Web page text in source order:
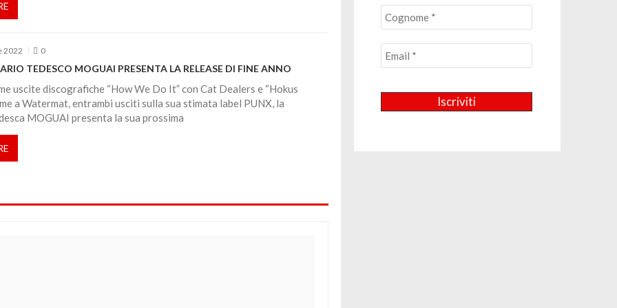
2022 0
TEDESCO MOGUAI PRESENTA LA RELEASE DI FINE ANNO
uscite discografiche “How We Do It” con Cat Dealers e “Hokus
a Watermat, entrambi usciti sulla sua stimata label PUNX, la
MOGUAI presenta la sua prossima